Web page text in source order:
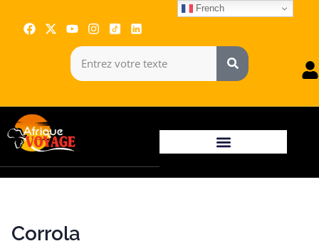
Corrola
French